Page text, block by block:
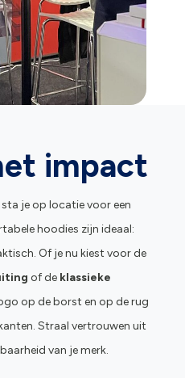
impact
je op locatie voor een
hoodies zijn ideaal:
Of je nu kiest voor de
of de klassieke
op de borst en op de rug
Straal vertrouwen uit
van je merk.